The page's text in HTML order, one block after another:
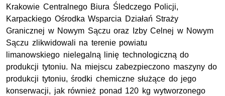
Krakowie Centralnego Biura Śledczego Policji,
Karpackiego Ośrodka Wsparcia Działań Straży
Granicznej w Nowym Sączu oraz Izby Celnej w Nowym
Sączu zlikwidowali na terenie powiatu
limanowskiego nielegalną linię technologiczną do
produkcji tytoniu. Na miejscu zabezpieczono maszyny do
produkcji tytoniu, środki chemiczne służące do jego
konserwacji, jak również ponad 120 kg wytworzonego